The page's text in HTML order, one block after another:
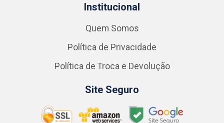
Institucional
Quem Somos
Política de Privacidade
Política de Troca e Devolução
Site Seguro